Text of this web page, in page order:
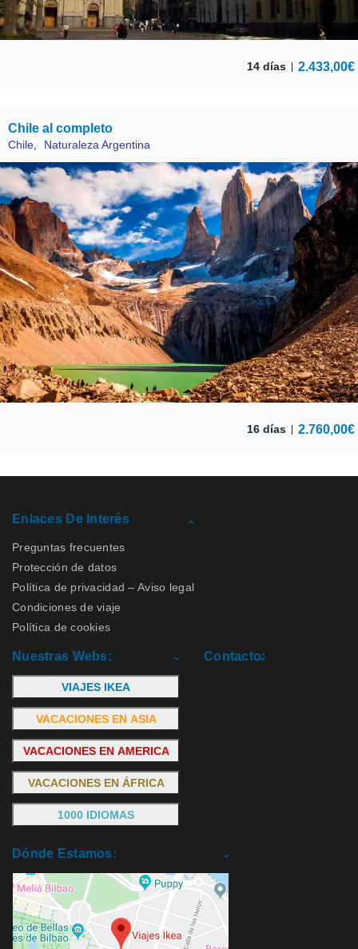
14 días 2.433,00€
Chile al completo
Chile Naturaleza Argentina
16 días 2.760,00€
Enlaces De Interés
Preguntas frecuentes
Protección de datos
Política de privacidad – Aviso legal
Condiciones de viaje
Política de cookies
Nuestras Webs:
VIAJES IKEA
VACACIONES EN ASIA
VACACIONES EN AMERICA
VACACIONES EN ÁFRICA
1000 IDIOMAS
Contacto:
Dónde Estamos: